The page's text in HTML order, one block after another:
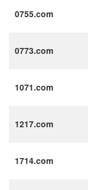
0755.com
0773.com
1071.com
1217.com
1714.com